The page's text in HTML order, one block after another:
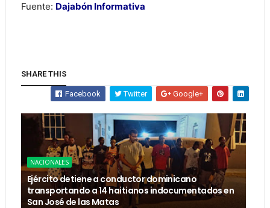
Fuente: Dajabón Informativa
SHARE THIS
Facebook Twitter Google+
NACIONALES
Ejército detiene a conductor dominicano
transportando a 14 haitianos indocumentados en
San José de las Matas